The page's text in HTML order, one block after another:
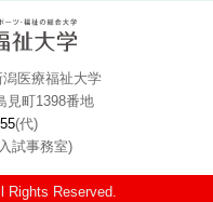
医療福祉大学
見町1398番地
(代)
試事務室)
Rights Reserved.